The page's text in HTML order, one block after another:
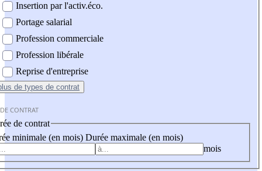
Insertion par l'activ.éco.
Portage salarial
Profession commerciale
Profession libérale
Reprise d'entreprise
de types de contrat
CONTRAT
de contrat
minimale (en mois) Durée maximale (en mois)
mois